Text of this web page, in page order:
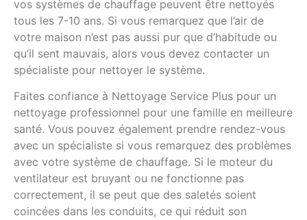
vos systèmes de chauffage peuvent être nettoyés
tous les 7-10 ans. Si vous remarquez que l’air de
votre maison n’est pas aussi pur que d’habitude ou
qu’il sent mauvais, alors vous devez contacter un
spécialiste pour nettoyer le système.
Faites confiance à Nettoyage Service Plus pour un
nettoyage professionnel pour une famille en meilleure
santé. Vous pouvez également prendre rendez-vous
avec un spécialiste si vous remarquez des problèmes
avec votre système de chauffage. Si le moteur du
ventilateur est bruyant ou ne fonctionne pas
correctement, il se peut que des saletés soient
coincées dans les conduits, ce qui réduit son